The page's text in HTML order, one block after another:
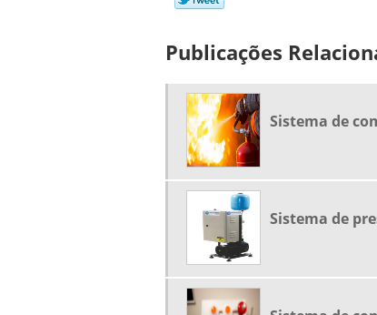
Publicações
Sistema de
Sistema de